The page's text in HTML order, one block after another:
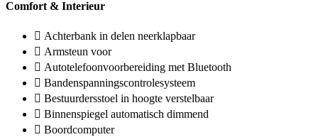
Comfort & Interieur
Achterbank in delen neerklapbaar
Armsteun voor
Autotelefoonvoorbereiding met Bluetooth
Bandenspanningscontrolesysteem
Bestuurdersstoel in hoogte verstelbaar
Binnenspiegel automatisch dimmend
Boordcomputer